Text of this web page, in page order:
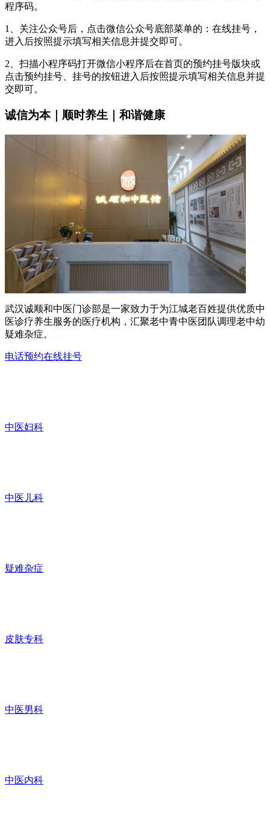
程序码。
1、关注公众号后，点击微信公众号底部菜单的：在线挂号，
进入后按照提示填写相关信息并提交即可。
2、扫描小程序码打开微信小程序后在首页的预约挂号版块或
点击预约挂号、挂号的按钮进入后按照提示填写相关信息并提
交即可。
诚信为本｜顺时养生｜和谐健康
武汉诚顺和中医门诊部是一家致力于为江城老百姓提供优质中
医诊疗养生服务的医疗机构，汇聚老中青中医团队调理老中幼
疑难杂症。
电话预约在线挂号
中医妇科
中医儿科
疑难杂症
皮肤专科
中医男科
中医内科